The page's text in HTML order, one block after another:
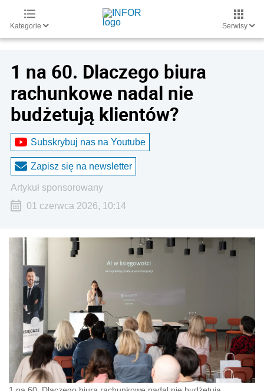
Kategorie Serwisy
1 na 60. Dlaczego biura
rachunkowe nadal nie
budżetują klientów?
Subskrybuj nas na Youtube
Zapisz się na newsletter
artykuł sponsorowany
01 czerwca 2026, 10:14